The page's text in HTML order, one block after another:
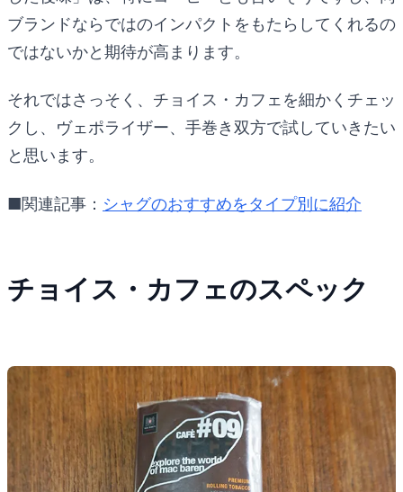
ブランドならではのインパクトをもたらしてくれるの
ではないかと期待が高まります。
それではさっそく、チョイス・カフェを細かくチェッ
クし、ヴェポライザー、手巻き双方で試していきたい
と思います。
■関連記事： シャグのおすすめをタイプ別に紹介
チョイス・カフェのスペック